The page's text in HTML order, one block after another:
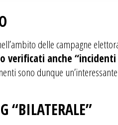
delle campagne
verificati anche
sono dunque
“BILATERALE”